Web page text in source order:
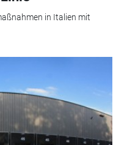
in Italien mit